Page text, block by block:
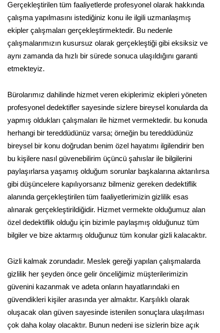
Gerçekleştirilen tüm faaliyetlerde profesyonel olarak hakkında
çalışma yapılmasını istediğiniz konu ile ilgili uzmanlaşmış
ekipler çalışmaları gerçekleştirmektedir. Bu nedenle
çalışmalarımızın kusursuz olarak gerçekleştiği gibi eksiksiz ve
aynı zamanda da hızlı bir sürede sonuca ulaşıldığını garanti
etmekteyiz.
Bürolarımız dahilinde hizmet veren ekiplerimiz ekipleri yöneten
profesyonel dedektifler sayesinde sizlere bireysel konularda da
yapmış oldukları çalışmaları ile hizmet vermektedir. bu konuda
herhangi bir tereddüdünüz varsa; örneğin bu tereddüdünüz
bireysel bir konu doğrudan benim özel hayatımı ilgilendirir ben
bu kişilere nasıl güvenebilirim üçüncü şahıslar ile bilgilerini
paylaşırlarsa yaşamış olduğum sorunlar başkalarına aktarılırsa
gibi düşüncelere kapılıyorsanız bilmeniz gereken dedektiflik
alanında gerçekleştirilen tüm faaliyetlerimizin gizlilik esas
alınarak gerçekleştirildiğidir. Hizmet vermekte olduğumuz alan
özel dedektiflik olduğu için bizimle paylaşmış olduğunuz tüm
bilgiler ve bize aktarmış olduğunuz tüm konular gizli kalacaktır.
Gizli kalmak zorundadır. Meslek gereği yapılan çalışmalarda
gizlilik her şeyden önce gelir önceliğimiz müşterilerimizin
güvenini kazanmak ve adeta onların hayatlarındaki en
güvendikleri kişiler arasında yer almaktır. Karşılıklı olarak
oluşacak olan güven sayesinde istenilen sonuçlara ulaşılması
çok daha kolay olacaktır. Bunun nedeni ise sizlerin bize açık